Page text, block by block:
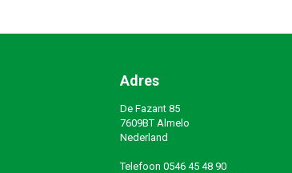
Adres
De Fazant 85
7609BT Almelo
Nederland
Telefoon 0546 45 48 90